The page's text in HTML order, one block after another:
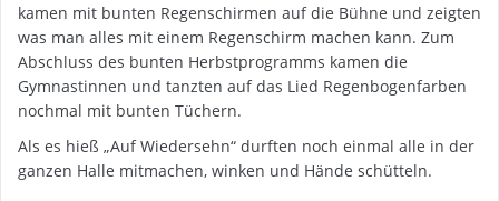
kamen mit bunten Regenschirmen auf die Bühne und zeigten
was man alles mit einem Regenschirm machen kann. Zum
Abschluss des bunten Herbstprogramms kamen die
Gymnastinnen und tanzten auf das Lied Regenbogenfarben
nochmal mit bunten Tüchern.
Als es hieß „Auf Wiedersehn“ durften noch einmal alle in der
ganzen Halle mitmachen, winken und Hände schütteln.